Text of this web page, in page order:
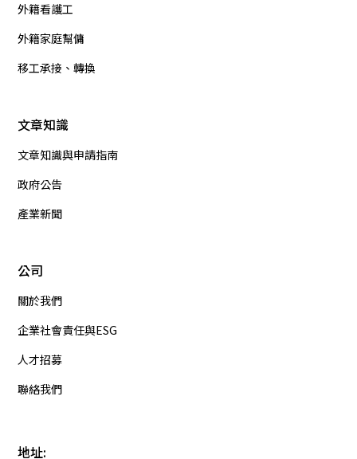
外籍看護工
外籍家庭幫傭
移工承接、轉換
文章知識
文章知識與申請指南
政府公告
產業新聞
公司
關於我們
企業社會責任與ESG
人才招募
聯絡我們
地址: